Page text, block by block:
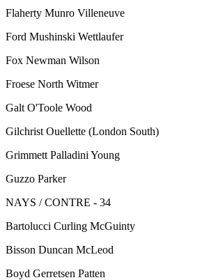
Flaherty Munro Villeneuve
Ford Mushinski Wettlaufer
Fox Newman Wilson
Froese North Witmer
Galt O'Toole Wood
Gilchrist Ouellette (London South)
Grimmett Palladini Young
Guzzo Parker
NAYS / CONTRE - 34
Bartolucci Curling McGuinty
Bisson Duncan McLeod
Boyd Gerretsen Patten